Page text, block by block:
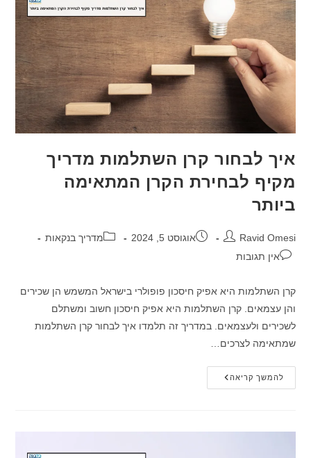
איך לבחור קרן השתלמות מדריך
מקיף לבחירת הקרן המתאימה
ביותר
מחבר:
Ravid Omesi פורסם:אוגוסט 5, 2024 קטגוריה:
מדריך בנקאות
תגובות:אין תגובות
קרן השתלמות היא אפיק חיסכון פופולרי בישראל המשמש הן שכירים
והן עצמאים. קרן השתלמות היא אפיק חיסכון חשוב ומשתלם
לשכירים ולעצמאים. במדריך זה תלמדו איך לבחור קרן השתלמות
שמתאימה לצרכים…
להמשך קריאהאיך
לבחור